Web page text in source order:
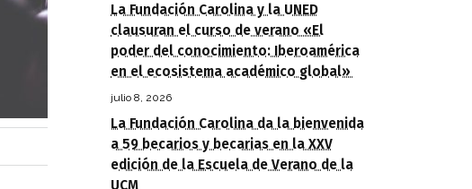
La Fundación Carolina y la UNED
clausuran el curso de verano «El
poder del conocimiento: Iberoamérica
en el ecosistema académico global»
julio 8, 2026
La Fundación Carolina da la bienvenida
a 59 becarios y becarias en la XXV
edición de la Escuela de Verano de la
UCM